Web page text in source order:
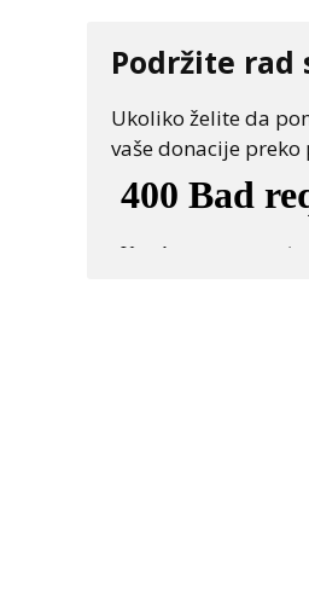
Podržite rad
Ukoliko želite da
vaše donacije